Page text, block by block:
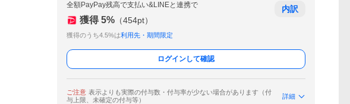
全額PayPay残高で支払い&LINEと連携で
獲得 5% （454pt）
獲得のうち4.5%は利用先・期間限定
内訳
ログインして確認
ご注意 表示よりも実際の付与数・付与率が少ない場合があります（付
与上限、未確定の付与等）
詳細